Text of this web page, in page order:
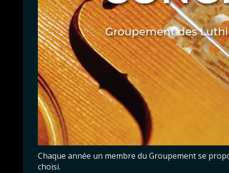
Chaque année un membre du Groupement se
choisi.